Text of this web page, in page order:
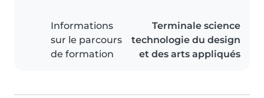
Informations
sur le parcours
de formation
Terminale science
technologie du design
et des arts appliqués